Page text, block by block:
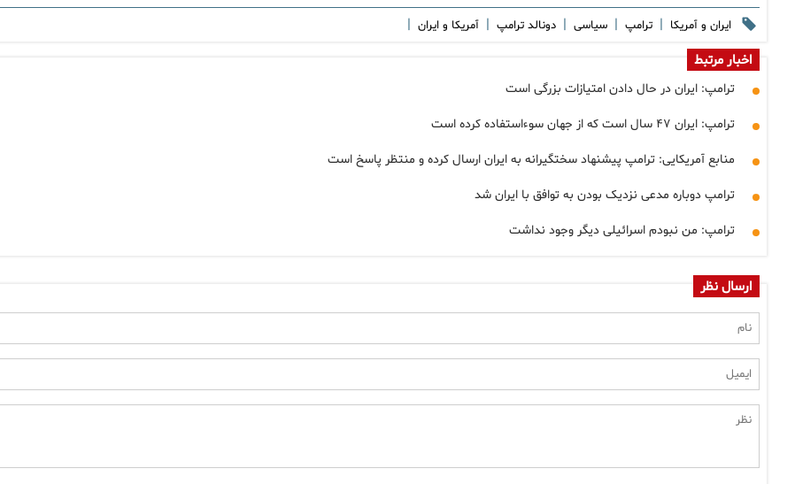
ایران و آمریکا | ترامپ | سیاسی | دونالد ترامپ | آمریکا و ایران |
اخبار مرتبط
ترامپ: ایران در حال دادن امتیازات بزرگی است
ترامپ: ایران ۴۷ سال است که از جهان سوءاستفاده کرده است
منابع آمریکایی: ترامپ پیشنهاد سختگیرانه به ایران ارسال کرده و منتظر پاسخ است
ترامپ دوباره مدعی نزدیک بودن به توافق با ایران شد
ترامپ: من نبودم اسرائیلی دیگر وجود نداشت
ارسال نظر